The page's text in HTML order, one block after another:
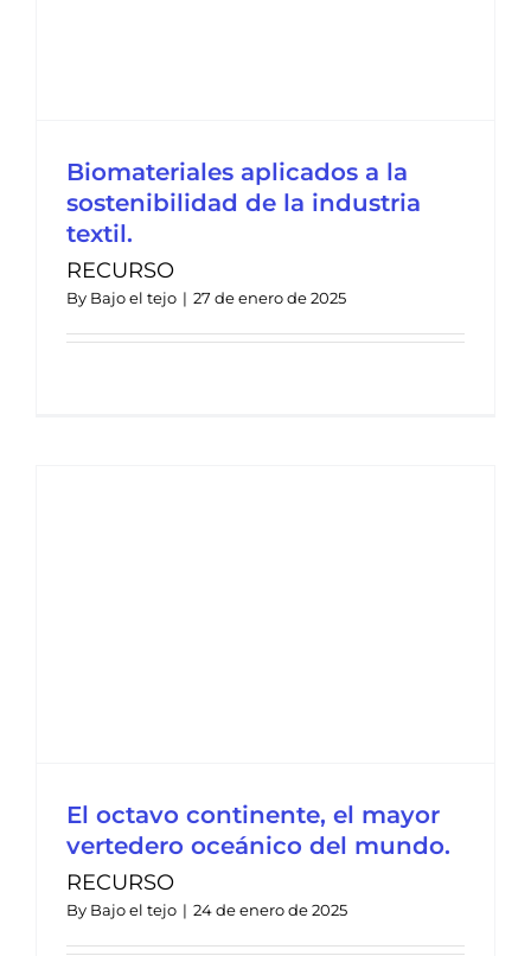
Biomateriales aplicados a la
sostenibilidad de la industria
textil.
RECURSO
By Bajo el tejo | 27 de enero de 2025
El octavo continente, el mayor
vertedero oceánico del mundo.
RECURSO
By Bajo el tejo | 24 de enero de 2025